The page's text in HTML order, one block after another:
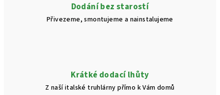
k
y
s
u
Dodání bez starostí
Přivezeme, smontujeme a nainstalujeme
Krátké dodací lhůty
Z naší italské truhlárny přímo k Vám domů